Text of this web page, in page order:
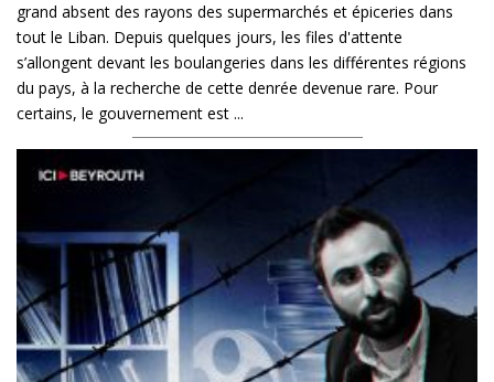
grand absent des rayons des supermarchés et épiceries dans
tout le Liban. Depuis quelques jours, les files d'attente
s’allongent devant les boulangeries dans les différentes régions
du pays, à la recherche de cette denrée devenue rare. Pour
certains, le gouvernement est ...